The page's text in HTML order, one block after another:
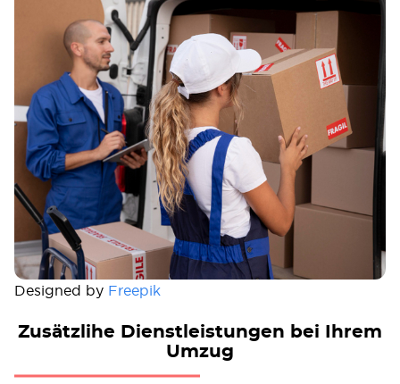
Designed by Freepik
Zusätzlihe Dienstleistungen bei Ihrem
Umzug